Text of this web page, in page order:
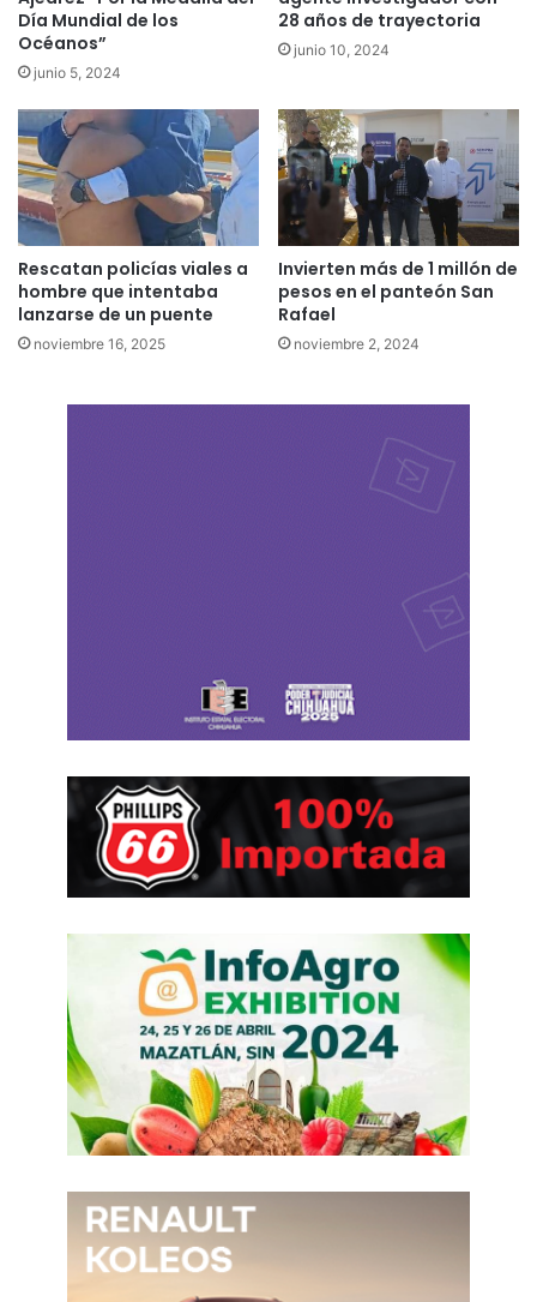
Día Mundial de los
Océanos”
junio 5, 2024
28 años de trayectoria
junio 10, 2024
Rescatan policías viales a
hombre que intentaba
lanzarse de un puente
noviembre 16, 2025
Invierten más de 1 millón de
pesos en el panteón San
Rafael
noviembre 2, 2024